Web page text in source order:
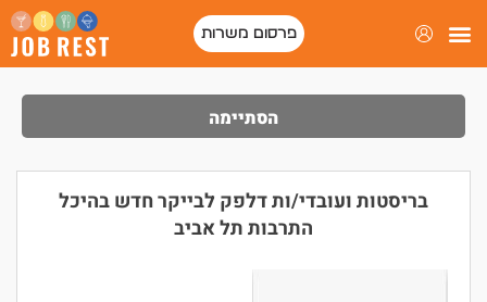
פרסום משרות
הסתיימה
בריסטות ועובדי/ות דלפק לבייקר חדש בהיכל
התרבות תל אביב